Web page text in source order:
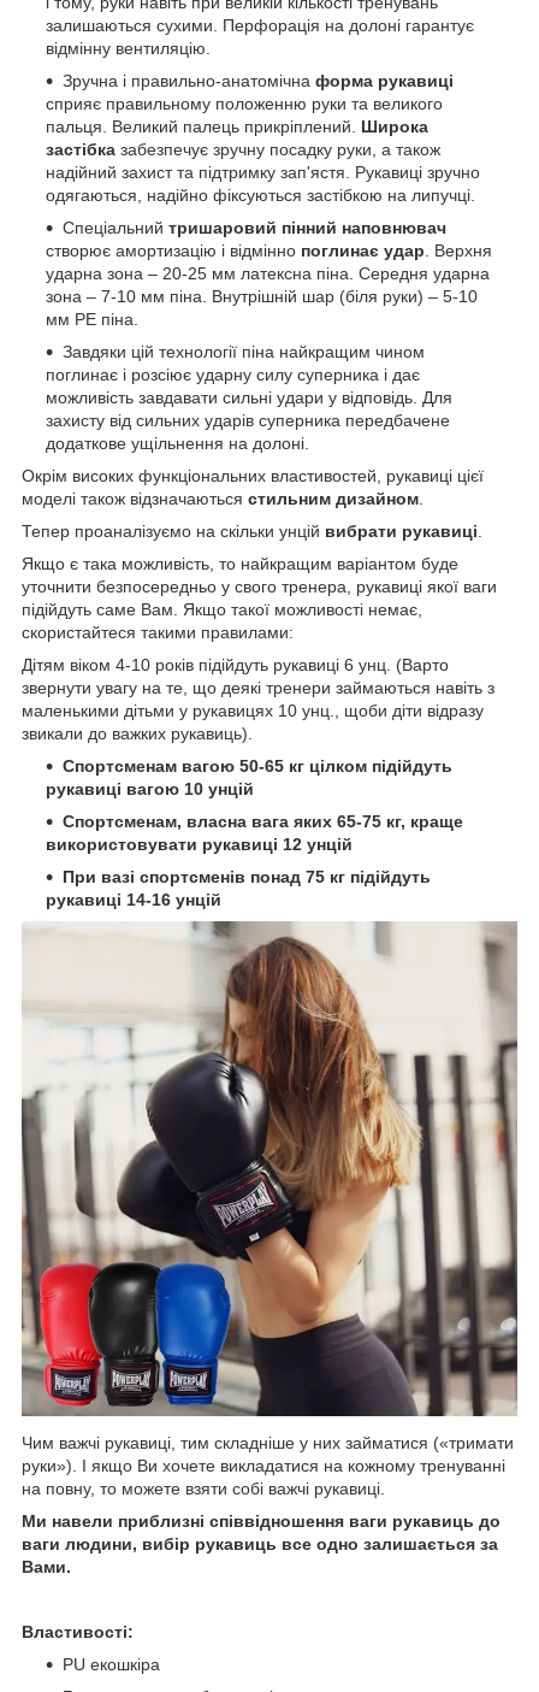
залишаються сухими. Перфорація на долоні гарантує
відмінну вентиляцію.
Зручна і правильно-анатомічна форма рукавиці
сприяє правильному положенню руки та великого
пальця. Великий палець прикріплений. Широка
застібка забезпечує зручну посадку руки, а також
надійний захист та підтримку зап'ястя. Рукавиці зручно
одягаються, надійно фіксуються застібкою на липучці.
Спеціальний тришаровий пінний наповнювач
створює амортизацію і відмінно поглинає удар . Верхня
ударна зона – 20-25 мм латексна піна. Середня ударна
зона – 7-10 мм піна. Внутрішній шар (біля руки) – 5-10
мм PE піна.
Завдяки цій технології піна найкращим чином
поглинає і розсіює ударну силу суперника і дає
можливість завдавати сильні удари у відповідь. Для
захисту від сильних ударів суперника передбачене
додаткове ущільнення на долоні.
Окрім високих функціональних властивостей, рукавиці цієї
моделі також відзначаються стильним дизайном
Тепер проаналізуємо на скільки унцій вибрати рукавиці
Якщо є така можливість, то найкращим варіантом буде
уточнити безпосередньо у свого тренера, рукавиці якої ваги
підійдуть саме Вам. Якщо такої можливості немає,
скористайтеся такими правилами:
Дітям віком 4-10 років підійдуть рукавиці 6 унц. (Варто
звернути увагу на те, що деякі тренери займаються навіть з
маленькими дітьми у рукавицях 10 унц., щоби діти відразу
звикали до важких рукавиць).
Спортсменам вагою 50-65 кг цілком підійдуть
рукавиці вагою 10 унцій
Спортсменам, власна вага яких 65-75 кг, краще
використовувати рукавиці 12 унцій
При вазі спортсменів понад 75 кг підійдуть
рукавиці 14-16 унцій
Чим важчі рукавиці, тим складніше у них займатися («тримати
руки»). І якщо Ви хочете викладатися на кожному тренуванні
на повну, то можете взяти собі важчі рукавиці.
Ми навели приблизні співвідношення ваги рукавиць до
ваги людини, вибір рукавиць все одно залишається за
Вами.
Властивості:
PU екошкіра